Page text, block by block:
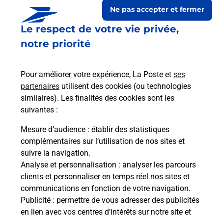
Le respect de votre vie privée,
notre priorité
Pour améliorer votre expérience, La Poste et ses
partenaires utilisent des cookies (ou technologies
similaires). Les finalités des cookies sont les
suivantes :
Mesure d’audience : établir des statistiques
complémentaires sur l’utilisation de nos sites et
suivre la navigation.
Analyse et personnalisation : analyser les parcours
clients et personnaliser en temps réel nos sites et
communications en fonction de votre navigation.
Publicité : permettre de vous adresser des publicités
en lien avec vos centres d’intérêts sur notre site et
Ne pas accepter et fermer
Prochaine collecte du courriersamedià 09h30
49 Avenue De La Mer
11510 Caves
Itinéraire
Le lien s'ouvre dans un nouvel onglet